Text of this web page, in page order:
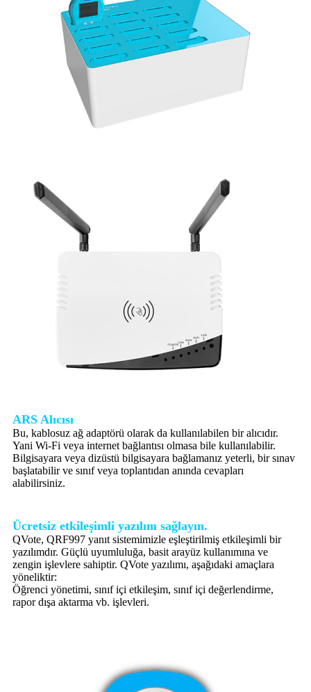
ARS Alıcısı
Bu, kablosuz ağ adaptörü olarak da kullanılabilen bir alıcıdır.
Yani Wi-Fi veya internet bağlantısı olmasa bile kullanılabilir.
Bilgisayara veya dizüstü bilgisayara bağlamanız yeterli, bir sınav
başlatabilir ve sınıf veya toplantıdan anında cevapları
alabilirsiniz.
Ücretsiz etkileşimli yazılım sağlayın.
QVote, QRF997 yanıt sistemimizle eşleştirilmiş etkileşimli bir
yazılımdır. Güçlü uyumluluğa, basit arayüz kullanımına ve
zengin işlevlere sahiptir. QVote yazılımı, aşağıdaki amaçlara
yöneliktir:
Öğrenci yönetimi, sınıf içi etkileşim, sınıf içi değerlendirme,
rapor dışa aktarma vb. işlevleri.